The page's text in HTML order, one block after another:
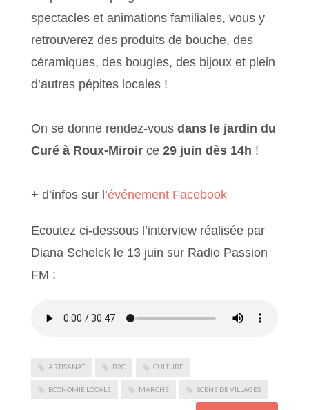
spectacles et animations familiales, vous y
retrouverez des produits de bouche, des
céramiques, des bougies, des bijoux et plein
d’autres pépites locales !
On se donne rendez-vous dans le jardin du
Curé à Roux-Miroir ce 29 juin dès 14h !
+ d’infos sur l’événement Facebook
Ecoutez ci-dessous l’interview réalisée par
Diana Schelck le 13 juin sur Radio Passion
FM :
ARTISANAT B2C CULTURE
ECONOMIE LOCALE MARCHÉ SCÈNE DE VILLAGES